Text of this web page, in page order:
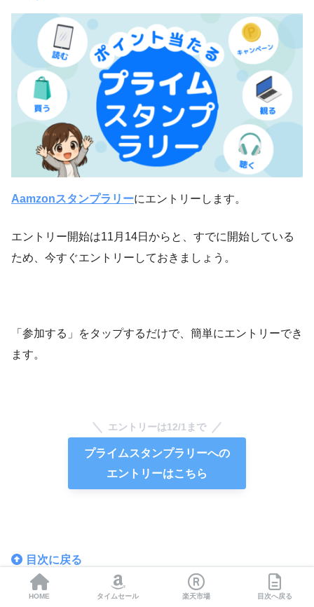
Aamzonスタンプラリーにエントリーします。
エントリー開始は11月14日からと、すでに開始している
ため、今すぐエントリーしておきましょう。
「参加する」をタップするだけで、簡単にエントリーでき
ます。
エントリーは12/1まで
プライムスタンプラリーへの
エントリーはこちら
目次に戻る
HOME タイムセール 楽天市場 目次へ戻る